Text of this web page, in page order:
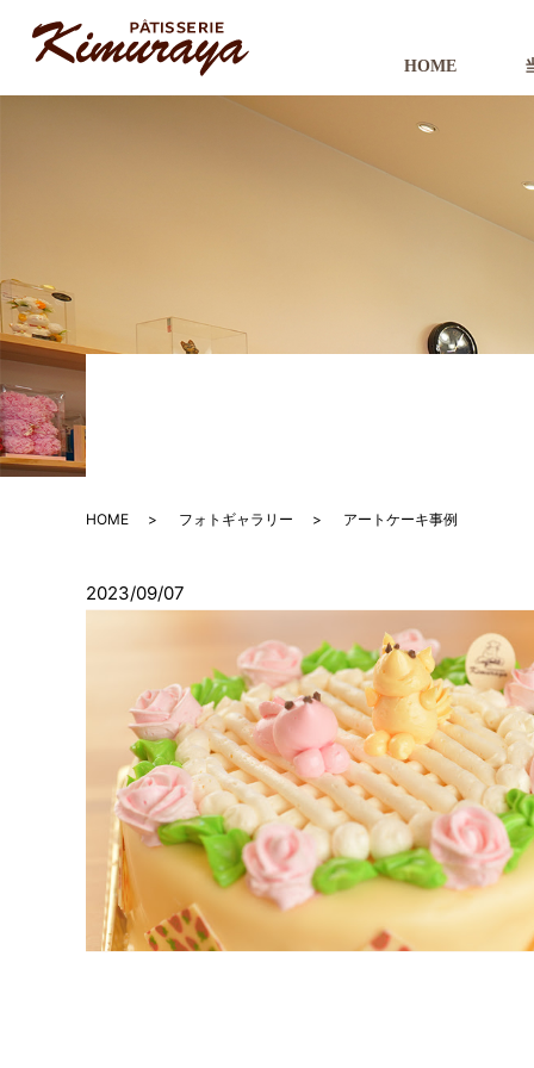
HOME
HOME フォトギャラリー アートケーキ事例
2023/09/07